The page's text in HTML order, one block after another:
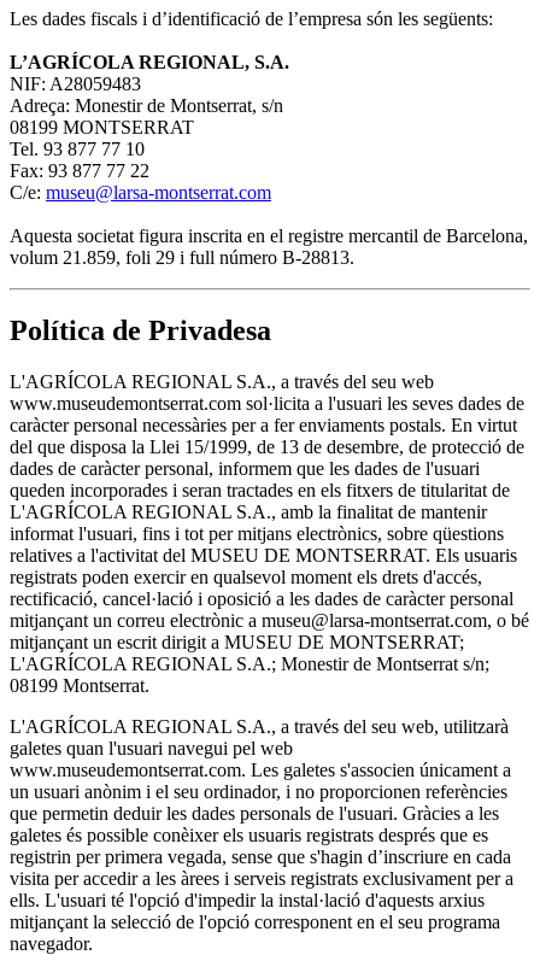
Les dades fiscals i d’identificació de l’empresa són les següents:
L’AGRÍCOLA REGIONAL, S.A.
NIF: A28059483
Adreça: Monestir de Montserrat, s/n
08199 MONTSERRAT
Tel. 93 877 77 10
Fax: 93 877 77 22
C/e: museu@larsa-montserrat.com
Aquesta societat figura inscrita en el registre mercantil de Barcelona,
volum 21.859, foli 29 i full número B-28813.
Política de Privadesa
L'AGRÍCOLA REGIONAL S.A., a través del seu web
www.museudemontserrat.com sol·licita a l'usuari les seves dades de
caràcter personal necessàries per a fer enviaments postals. En virtut
del que disposa la Llei 15/1999, de 13 de desembre, de protecció de
dades de caràcter personal, informem que les dades de l'usuari
queden incorporades i seran tractades en els fitxers de titularitat de
L'AGRÍCOLA REGIONAL S.A., amb la finalitat de mantenir
informat l'usuari, fins i tot per mitjans electrònics, sobre qüestions
relatives a l'activitat del MUSEU DE MONTSERRAT. Els usuaris
registrats poden exercir en qualsevol moment els drets d'accés,
rectificació, cancel·lació i oposició a les dades de caràcter personal
mitjançant un correu electrònic a museu@larsa-montserrat.com, o bé
mitjançant un escrit dirigit a MUSEU DE MONTSERRAT;
L'AGRÍCOLA REGIONAL S.A.; Monestir de Montserrat s/n;
08199 Montserrat.
L'AGRÍCOLA REGIONAL S.A., a través del seu web, utilitzarà
galetes quan l'usuari navegui pel web
www.museudemontserrat.com. Les galetes s'associen únicament a
un usuari anònim i el seu ordinador, i no proporcionen referències
que permetin deduir les dades personals de l'usuari. Gràcies a les
galetes és possible conèixer els usuaris registrats després que es
registrin per primera vegada, sense que s'hagin d’inscriure en cada
visita per accedir a les àrees i serveis registrats exclusivament per a
ells. L'usuari té l'opció d'impedir la instal·lació d'aquests arxius
mitjançant la selecció de l'opció corresponent en el seu programa
navegador.